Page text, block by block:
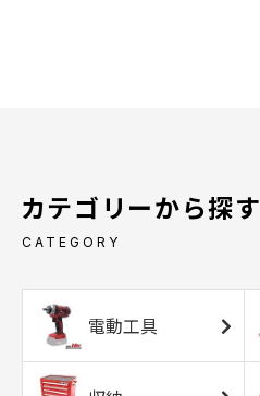
カテゴリーから探す
CATEGORY
電動工具